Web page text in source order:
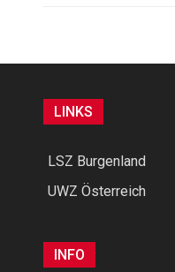
LINKS
LSZ Burgenland
UWZ Österreich
INFO